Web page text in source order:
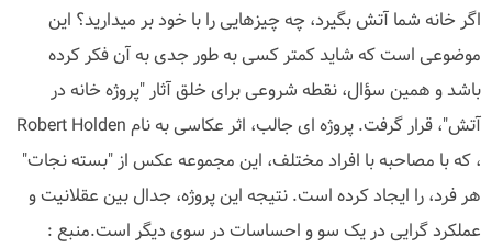
اگر خانه شما آتش بگیرد، چه چیزهایی را با خود بر میدارید؟ این
موضوعی است که شاید کمتر کسی به طور جدی به آن فکر کرده
باشد و همین سؤال، نقطه شروعی برای خلق آثار "پروژه خانه در
آتش"، قرار گرفت. پروژه ای جالب، اثر عکاسی به نام Robert Holden
، که با مصاحبه با افراد مختلف، این مجموعه عکس از "بسته نجات"
هر فرد، را ایجاد کرده است. نتیجه این پروژه، جدال بین عقلانیت و
عملکرد گرایی در یک سو و احساسات در سوی دیگر است.منبع :